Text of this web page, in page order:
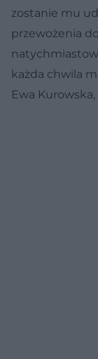
zostanie mu
przewożenia
każda chwila
Ewa